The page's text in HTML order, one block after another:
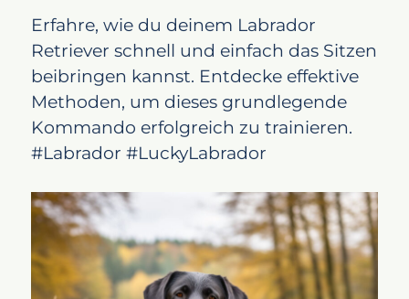
Erfahre, wie du deinem Labrador
Retriever schnell und einfach das Sitzen
beibringen kannst. Entdecke effektive
Methoden, um dieses grundlegende
Kommando erfolgreich zu trainieren.
#Labrador #LuckyLabrador